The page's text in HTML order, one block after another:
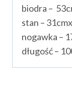
biodra –
stan –
nogawka –
długość –